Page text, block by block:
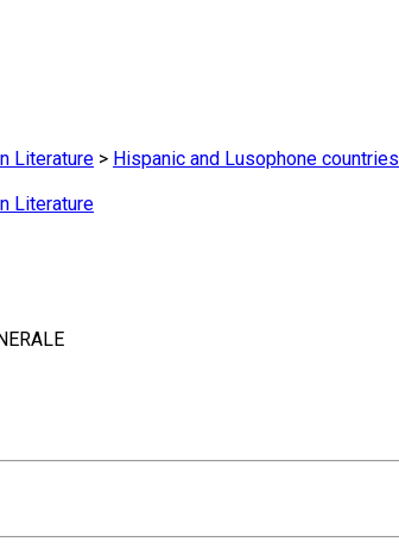
Literature > Hispanic and Lusophone countries
Literature